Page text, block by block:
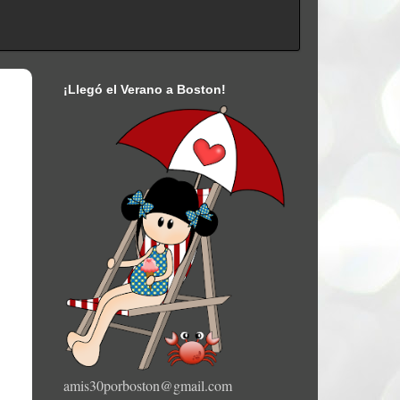
¡Llegó el Verano a Boston!
amis30porboston@gmail.com